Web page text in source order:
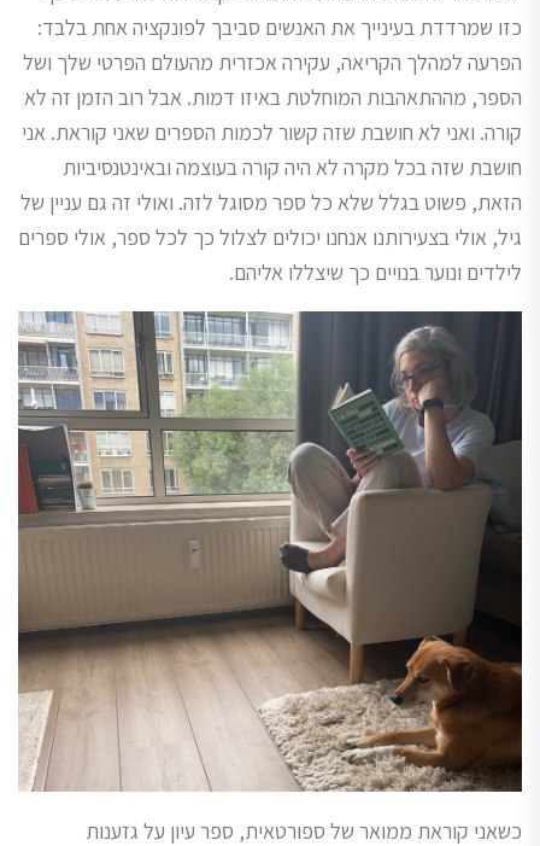
כזו שמרדדת בעינייך את האנשים סביבך לפונקציה אחת בלבד:
הפרעה למהלך הקריאה, עקירה אכזרית מהעולם הפרטי שלך ושל
הספר, מההתאהבות המוחלטת באיזו דמות. אבל רוב הזמן זה לא
קורה. ואני לא חושבת שזה קשור לכמות הספרים שאני קוראת. אני
חושבת שזה בכל מקרה לא היה קורה בעוצמה ובאינטנסיביות
הזאת, פשוט בגלל שלא כל ספר מסוגל לזה. ואולי זה גם עניין של
גיל, אולי בצעירותנו אנחנו יכולים לצלול כך לכל ספר, אולי ספרים
לילדים ונוער בנויים כך שיצללו אליהם.
כשאני קוראת ממואר של ספורטאית, ספר עיון על גזענות